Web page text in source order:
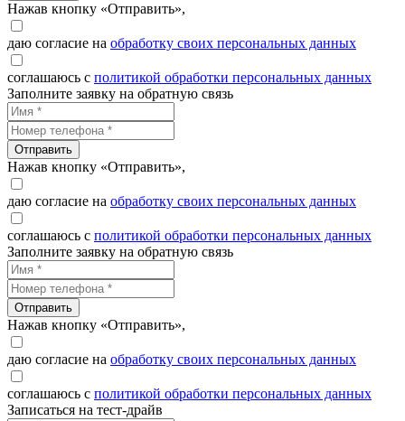
Нажав кнопку «Отправить»,
даю согласие на обработку своих персональных данных
соглашаюсь с политикой обработки персональных данных
Заполните заявку на обратную связь
Отправить
Нажав кнопку «Отправить»,
даю согласие на обработку своих персональных данных
соглашаюсь с политикой обработки персональных данных
Заполните заявку на обратную связь
Отправить
Нажав кнопку «Отправить»,
даю согласие на обработку своих персональных данных
соглашаюсь с политикой обработки персональных данных
Записаться на тест-драйв